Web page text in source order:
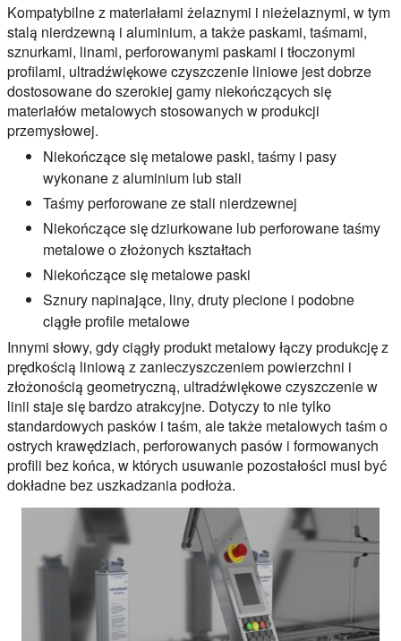
Kompatybilne z materiałami żelaznymi i nieżelaznymi, w tym
stalą nierdzewną i aluminium, a także paskami, taśmami,
sznurkami, linami, perforowanymi paskami i tłoczonymi
profilami, ultradźwiękowe czyszczenie liniowe jest dobrze
dostosowane do szerokiej gamy niekończących się
materiałów metalowych stosowanych w produkcji
przemysłowej.
Niekończące się metalowe paski, taśmy i pasy
wykonane z aluminium lub stali
Taśmy perforowane ze stali nierdzewnej
Niekończące się dziurkowane lub perforowane taśmy
metalowe o złożonych kształtach
Niekończące się metalowe paski
Sznury napinające, liny, druty plecione i podobne
ciągłe profile metalowe
Innymi słowy, gdy ciągły produkt metalowy łączy produkcję z
prędkością liniową z zanieczyszczeniem powierzchni i
złożonością geometryczną, ultradźwiękowe czyszczenie w
linii staje się bardzo atrakcyjne. Dotyczy to nie tylko
standardowych pasków i taśm, ale także metalowych taśm o
ostrych krawędziach, perforowanych pasów i formowanych
profili bez końca, w których usuwanie pozostałości musi być
dokładne bez uszkadzania podłoża.